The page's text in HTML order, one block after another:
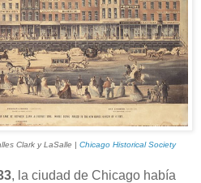
Clark y LaSalle | Chicago Historical Society
, la ciudad de Chicago había